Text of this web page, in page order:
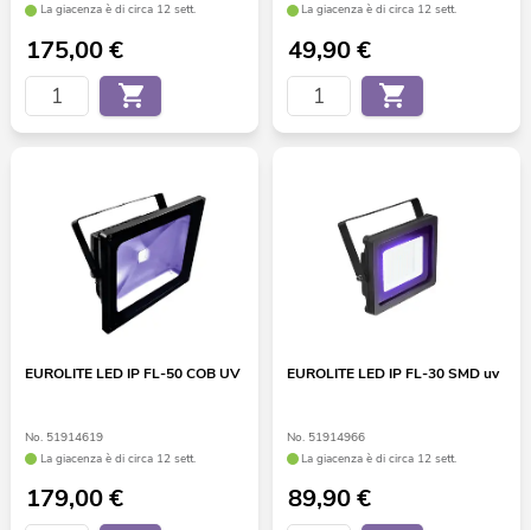
La giacenza è di circa 12 sett.
175,00€
La giacenza è di circa 12 sett.
49,90€
EUROLITE LED IP FL-50 COB UV
No. 51914619
La giacenza è di circa 12 sett.
179,00€
EUROLITE LED IP FL-30 SMD uv
No. 51914966
La giacenza è di circa 12 sett.
89,90€